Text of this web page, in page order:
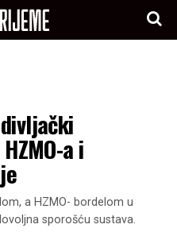
a i
a HZMO- bordelom u
sporošću sustava.